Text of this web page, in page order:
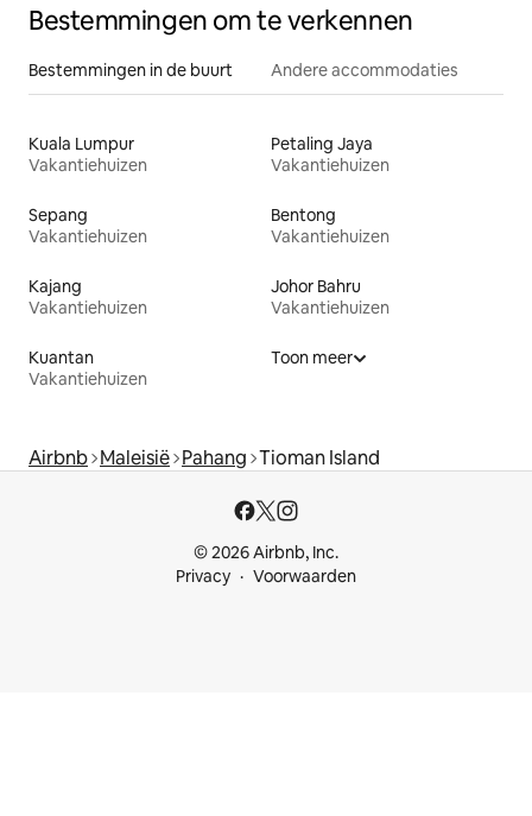
Bestemmingen om te verkennen
Bestemmingen in de buurt Andere accommodaties
Kuala Lumpur
Vakantiehuizen
Petaling Jaya
Vakantiehuizen
Sepang
Vakantiehuizen
Bentong
Vakantiehuizen
Kajang
Vakantiehuizen
Johor Bahru
Vakantiehuizen
Kuantan
Vakantiehuizen
Toon meer
Airbnb Maleisië Pahang Tioman Island
© 2026 Airbnb, Inc.
Privacy
Voorwaarden